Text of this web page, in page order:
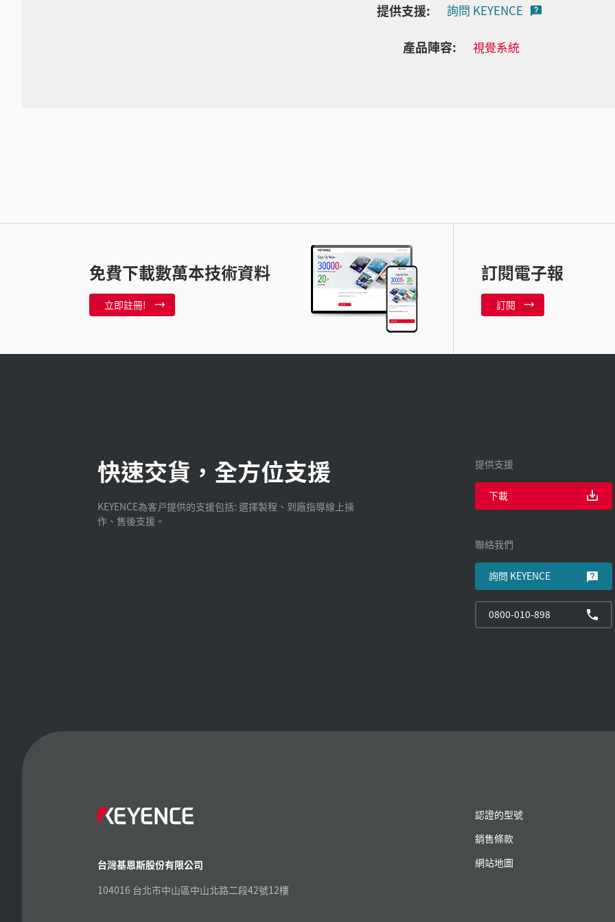
提供支援: 詢問 KEYENCE
產品陣容: 視覺系統
免費下載數萬本技術資料
立即註冊!
訂閱電子報
訂閱
快速交貨，全方位支援
KEYENCE為客戸提供的支援包括: 選擇製程、到廠指導線上操
作、售後支援。
提供支援
下載
聯絡我們
詢問 KEYENCE
0800-010-898
台灣基恩斯股份有限公司
104016 台北市中山區中山北路二段42號12樓
認證的型號
銷售條款
網站地圖